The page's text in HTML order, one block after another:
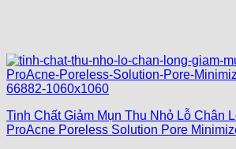
Tinh Chất Giảm Mụn Thu Nhỏ Lỗ Chân
ProAcne Poreless Solution Pore